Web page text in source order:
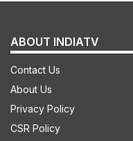
ABOUT INDIATV
Contact Us
About Us
Privacy Policy
CSR Policy